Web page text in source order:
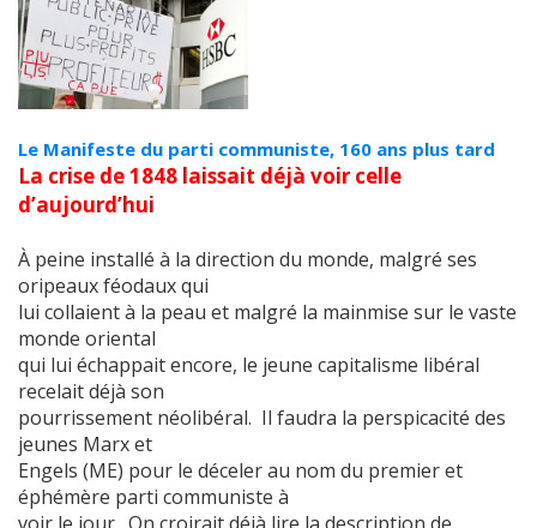
Le Manifeste du parti communiste, 160 ans plus tard
La crise de 1848 laissait déjà voir celle
d’aujourd’hui
À peine installé à la direction du monde, malgré ses
oripeaux féodaux qui
lui collaient à la peau et malgré la mainmise sur le vaste
monde oriental
qui lui échappait encore, le jeune capitalisme libéral
recelait déjà son
pourrissement néolibéral. Il faudra la perspicacité des
jeunes Marx et
Engels (ME) pour le déceler au nom du premier et
éphémère parti communiste à